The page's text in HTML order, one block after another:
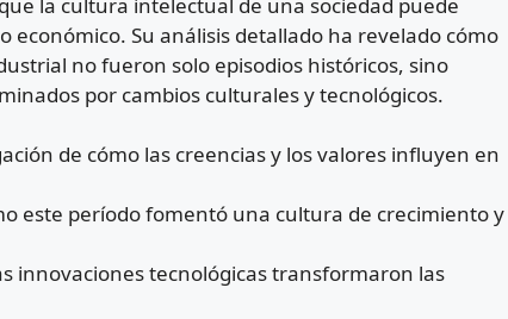
Su análisis detallado ha revelado cómo
no fueron solo episodios históricos, sino
por cambios culturales y tecnológicos.
de cómo las creencias y los valores influyen en
este período fomentó una cultura de crecimiento y
innovaciones tecnológicas transformaron las